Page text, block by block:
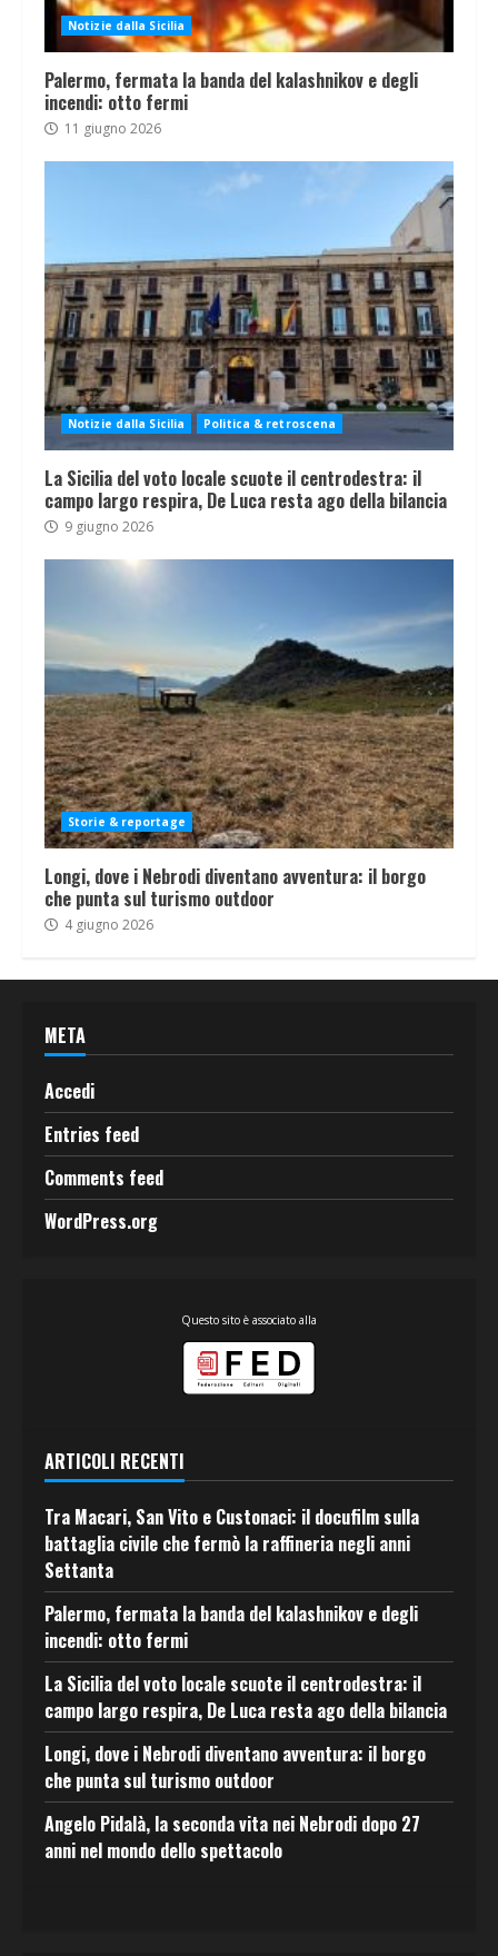
Notizie dalla Sicilia
Palermo, fermata la banda del kalashnikov e degli
incendi: otto fermi
11 giugno 2026
Notizie dalla Sicilia Politica & retroscena
La Sicilia del voto locale scuote il centrodestra: il
campo largo respira, De Luca resta ago della bilancia
9 giugno 2026
Storie & reportage
Longi, dove i Nebrodi diventano avventura: il borgo
che punta sul turismo outdoor
4 giugno 2026
META
Accedi
Entries feed
Comments feed
WordPress.org
Questo sito è associato alla
ARTICOLI RECENTI
Tra Macari, San Vito e Custonaci: il docufilm sulla
battaglia civile che fermò la raffineria negli anni
Settanta
Palermo, fermata la banda del kalashnikov e degli
incendi: otto fermi
La Sicilia del voto locale scuote il centrodestra: il
campo largo respira, De Luca resta ago della bilancia
Longi, dove i Nebrodi diventano avventura: il borgo
che punta sul turismo outdoor
Angelo Pidalà, la seconda vita nei Nebrodi dopo 27
anni nel mondo dello spettacolo